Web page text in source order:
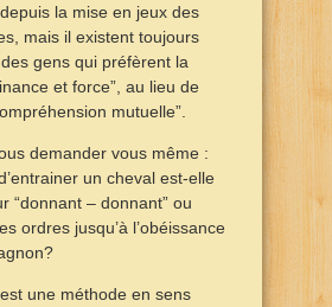
la mise en jeux des
mais il existent toujours
gens qui préfèrent la
et force”, au lieu de
mutuelle”.
demander vous même :
un cheval est-elle
“donnant – donnant” ou
ordres jusqu’à l’obéissance
une méthode en sens